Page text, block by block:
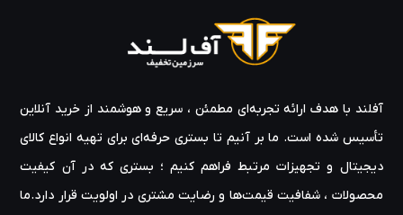
آفلند با هدف ارائه‌ تجربه‌ای مطمئن ، سریع و هوشمند از خرید آنلاین
تأسیس شده است. ما بر آنیم تا بستری حرفه‌ای برای تهیه‌ انواع کالای
دیجیتال و تجهیزات مرتبط فراهم کنیم ؛ بستری که در آن کیفیت
محصولات ، شفافیت قیمت‌ها و رضایت مشتری در اولویت قرار دارد.ما